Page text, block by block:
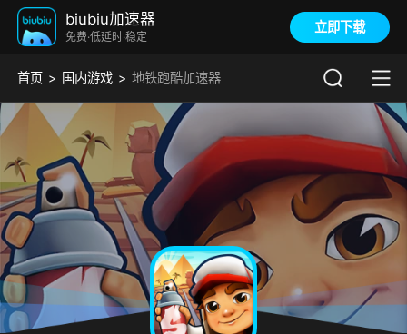
biubiu加速器
免费·低延时·稳定
立即下载
首页 国内游戏 地铁跑酷加速器